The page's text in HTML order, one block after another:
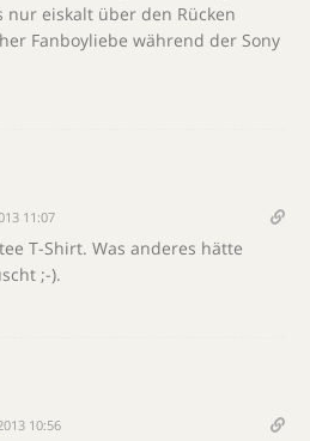
nur eiskalt über den Rücken
Fanboyliebe während der Sony
11:07
T-Shirt. Was anderes hätte
;-).
10:56